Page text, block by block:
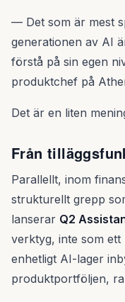
— Det som är mest
generationen av AI
förstå på sin egen
produktchef på
Det är en liten
Från
Parallellt, inom
strukturellt grepp
lanserar Q2
verktyg, inte som ett
enhetligt AI-lager
produktportföljen,